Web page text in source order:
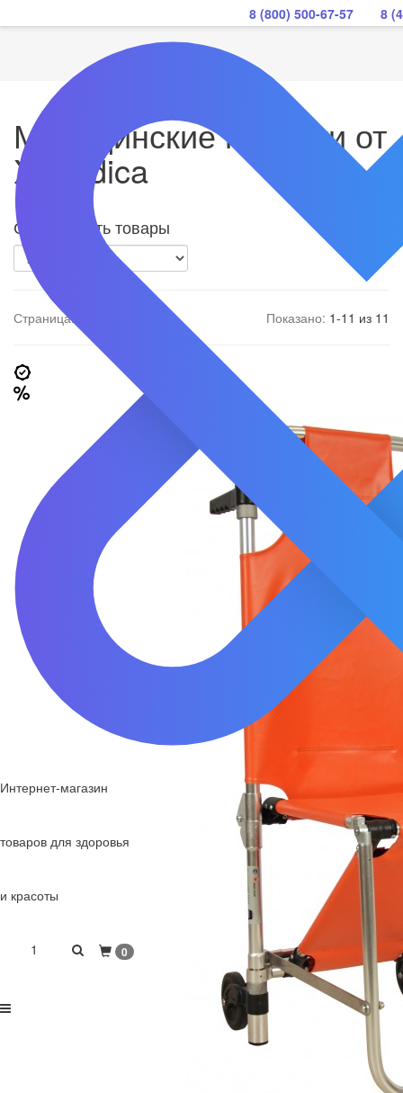
8 (800) 500-67-57 8
Интернет-магазин
товаров для здоровья
и красоты
1 0
Медицинские носилки от
X-Medica
Сортировать товары
Страница: Показано: 1-11 из 11